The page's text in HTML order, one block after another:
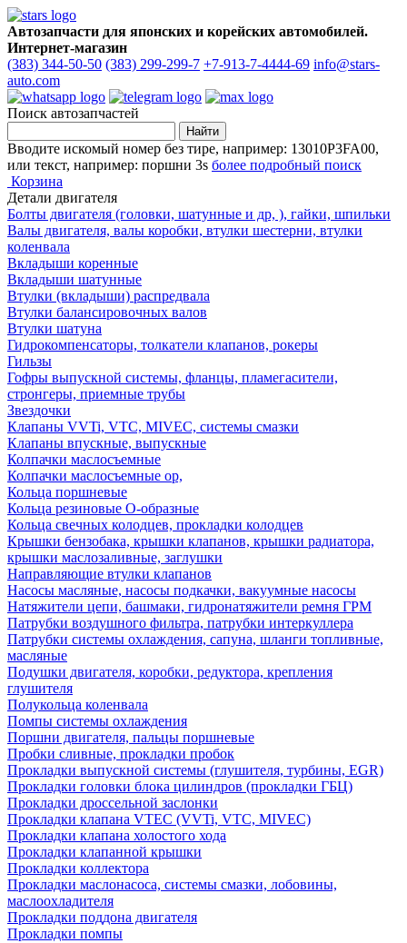
Автозапчасти для японских и корейских автомобилей.
Интернет-магазин
(383) 344-50-50 (383) 299-299-7 +7-913-7-4444-69 info@stars-
auto.com
Поиск автозапчастей
Вводите искомый номер без тире, например: 13010P3FA00,
или текст, например: поршни 3s более подробный поиск
Корзина
Детали двигателя
Болты двигателя (головки, шатунные и др, ), гайки, шпильки
Валы двигателя, валы коробки, втулки шестерни, втулки
коленвала
Вкладыши коренные
Вкладыши шатунные
Втулки (вкладыши) распредвала
Втулки балансировочных валов
Втулки шатуна
Гидрокомпенсаторы, толкатели клапанов, рокеры
Гильзы
Гофры выпускной системы, фланцы, пламегасители,
стронгеры, приемные трубы
Звездочки
Клапаны VVTi, VTC, MIVEC, системы смазки
Клапаны впускные, выпускные
Колпачки маслосъемные
Колпачки маслосъемные ор,
Кольца поршневые
Кольца резиновые О-образные
Кольца свечных колодцев, прокладки колодцев
Крышки бензобака, крышки клапанов, крышки радиатора,
крышки маслозаливные, заглушки
Направляющие втулки клапанов
Насосы масляные, насосы подкачки, вакуумные насосы
Натяжители цепи, башмаки, гидронатяжители ремня ГРМ
Патрубки воздушного фильтра, патрубки интеркуллера
Патрубки системы охлаждения, сапуна, шланги топливные,
масляные
Подушки двигателя, коробки, редуктора, крепления
глушителя
Полукольца коленвала
Помпы системы охлаждения
Поршни двигателя, пальцы поршневые
Пробки сливные, прокладки пробок
Прокладки выпускной системы (глушителя, турбины, EGR)
Прокладки головки блока цилиндров (прокладки ГБЦ)
Прокладки дроссельной заслонки
Прокладки клапана VTEC (VVTi, VTC, MIVEC)
Прокладки клапана холостого хода
Прокладки клапанной крышки
Прокладки коллектора
Прокладки маслонасоса, системы смазки, лобовины,
маслоохладителя
Прокладки поддона двигателя
Прокладки помпы